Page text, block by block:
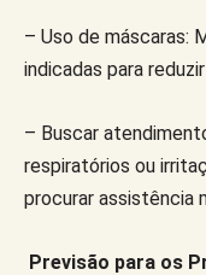
– Uso de máscaras:
indicadas para
– Buscar
respiratórios ou
procurar assistência
Previsão para os